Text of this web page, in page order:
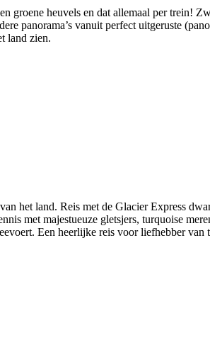
groene heuvels en dat allemaal per trein!
panorama’s vanuit perfect uitgeruste
land zien.
het land. Reis met de Glacier Express
met majestueuze gletsjers, turquoise
Een heerlijke reis voor liefhebber van